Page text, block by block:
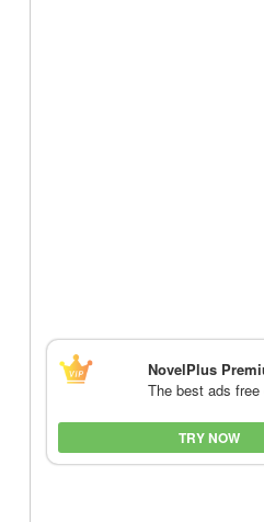
NovelPlus
The best ads free
TRY NOW